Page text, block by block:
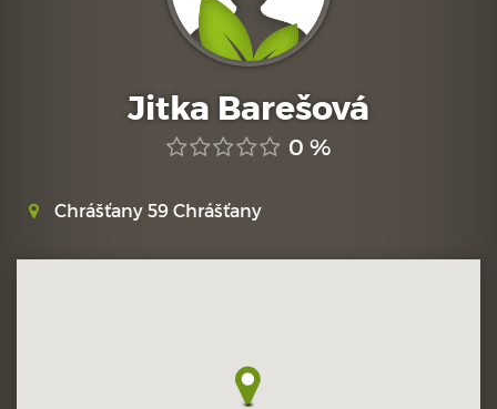
Jitka Barešová
0 %
Chrášťany 59 Chrášťany